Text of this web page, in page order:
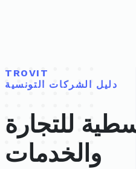
TROVIT
دليل الشركات التونسية
للتجارة
والخدمات